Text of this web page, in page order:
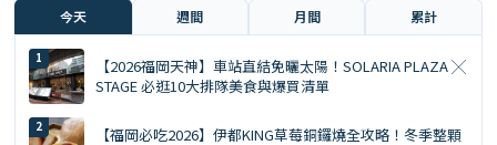
今天 週間 月間 累計
【2026福岡天神】車站直結免曬太陽！SOLARIA PLAZA ╳
STAGE 必逛10大排隊美食與爆買清單
【福岡必吃2026】伊都KING草莓銅鑼燒全攻略！冬季整顆